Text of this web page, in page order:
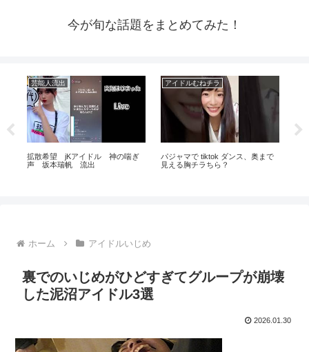
今が旬な話題をまとめてみた！
芸能人流出
拡散希望 jKアイドル 神の喘ぎ
声 坂本瑞帆 流出
アイドルむねチラ
パジャマで tiktok ダンス、奥まで
見える胸チラちら？
ホーム アイドルいじめ
裏でのいじめがひどすぎてグループが崩壊
した泥沼アイドル3選
2026.01.30